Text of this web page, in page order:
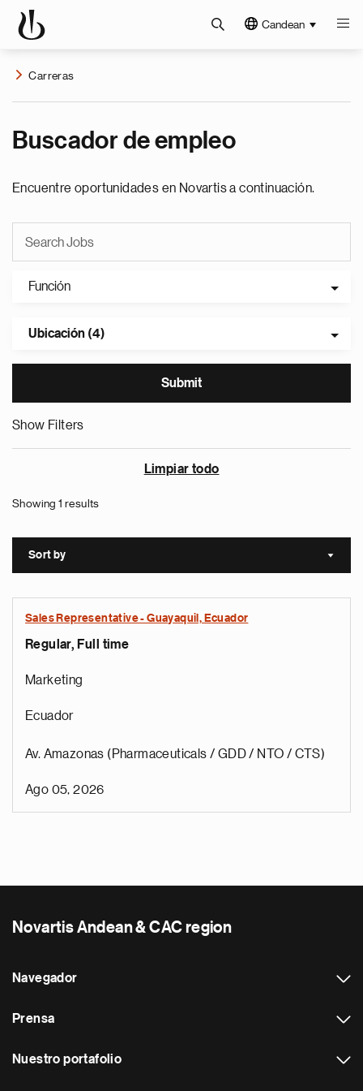
Candean
Carreras
Buscador de empleo
Encuentre oportunidades en Novartis a continuación.
Función
Ubicación (4)
Show Filters
Limpiar todo
Showing 1 results
Sort by Sort
Sales Representative - Guayaquil, Ecuador
Regular, Full time
Marketing
Ecuador
Av. Amazonas (Pharmaceuticals / GDD / NTO / CTS)
Ago 05, 2026
Novartis Andean & CAC region
Navegador
Prensa
Nuestro portafolio